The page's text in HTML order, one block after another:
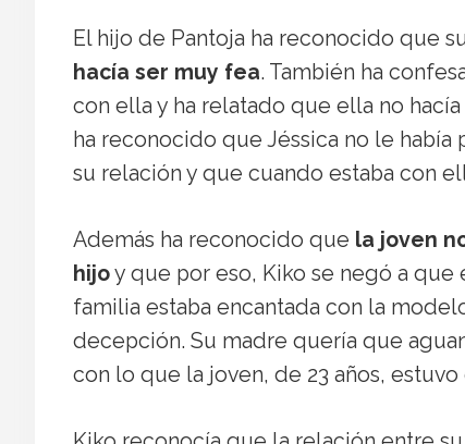
El hijo de Pantoja ha reconocido que
hacía ser muy fea. También ha
con ella y ha relatado que ella no
ha reconocido que Jéssica no le
su relación y que cuando estaba con
Además ha reconocido que la joven
hijoy que por eso, Kiko se negó a
familia estaba encantada con la
decepción. Su madre quería que
con lo que la joven, de 23 años,